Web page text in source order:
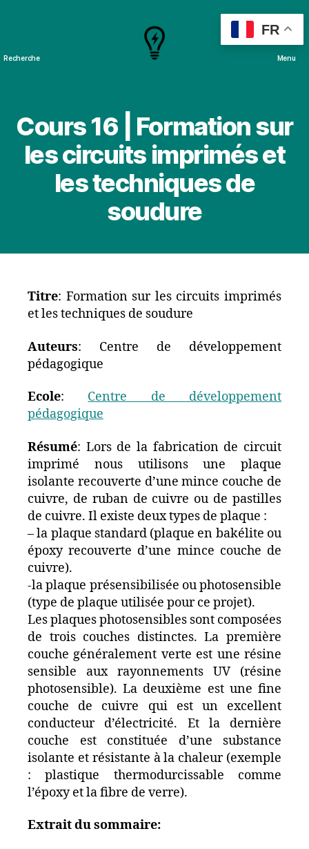
Recherche Menu
Cours 16 | Formation sur
les circuits imprimés et
les techniques de
soudure
Titre: Formation sur les circuits imprimés
et les techniques de soudure
Auteurs: Centre de développement
pédagogique
Ecole: Centre de développement
pédagogique
Résumé: Lors de la fabrication de circuit
imprimé nous utilisons une plaque
isolante recouverte d’une mince couche de
cuivre, de ruban de cuivre ou de pastilles
de cuivre. Il existe deux types de plaque :
– la plaque standard (plaque en bakélite ou
époxy recouverte d’une mince couche de
cuivre).
-la plaque présensibilisée ou photosensible
(type de plaque utilisée pour ce projet).
Les plaques photosensibles sont composées
de trois couches distinctes. La première
couche généralement verte est une résine
sensible aux rayonnements UV (résine
photosensible). La deuxième est une fine
couche de cuivre qui est un excellent
conducteur d’électricité. Et la dernière
couche est constituée d’une substance
isolante et résistante à la chaleur (exemple
: plastique thermodurcissable comme
l’époxy et la fibre de verre).
Extrait du sommaire:
FR